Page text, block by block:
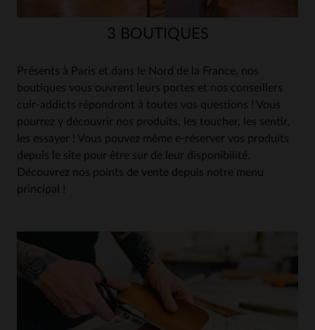
3 BOUTIQUES
Présents à Paris et dans le Nord de la France, nos
boutiques vous ouvrent leurs portes et nos conseillers
cuir-addicts répondront à toutes vos questions ! Vous
pourrez y découvrir nos produits, les toucher, les sentir,
les essayer ! Vous pouvez même e-réserver vos produits
depuis le site pour être sur de leur disponibilité.
Découvrez nos points de vente depuis notre menu
principal !